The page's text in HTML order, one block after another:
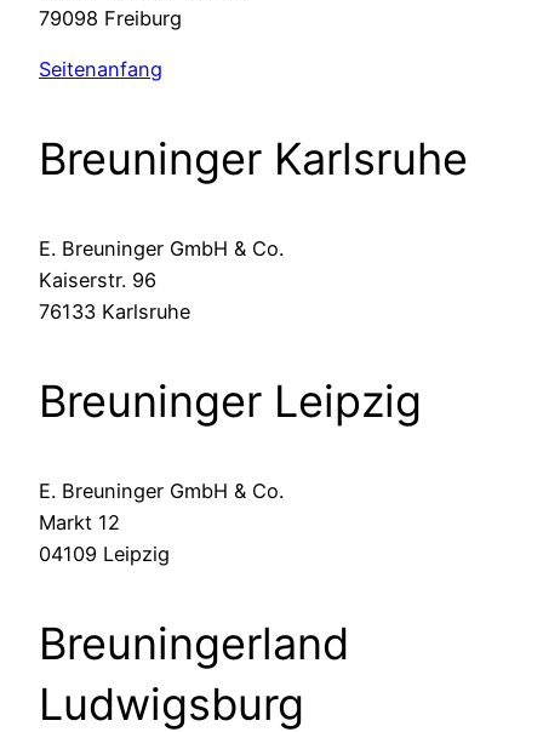
79098 Freiburg
Seitenanfang
Breuninger Karlsruhe
E. Breuninger GmbH & Co.
Kaiserstr. 96
76133 Karlsruhe
Breuninger Leipzig
E. Breuninger GmbH & Co.
Markt 12
04109 Leipzig
Breuningerland
Ludwigsburg